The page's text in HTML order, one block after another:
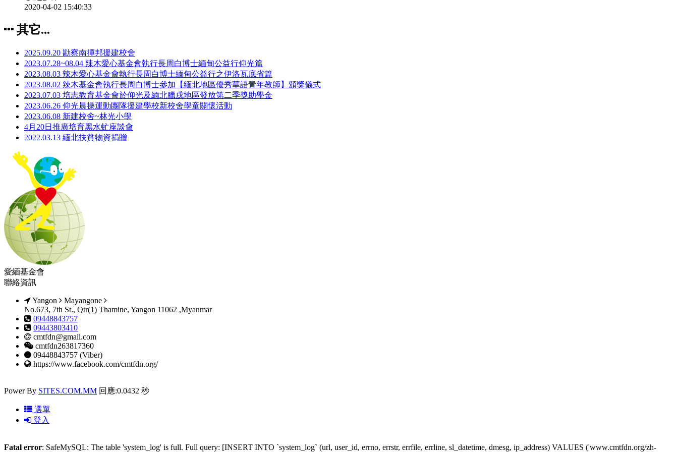
2020-04-02 15:40:33
其它...
2025.09.20 勘察南撣邦援建校舍
2023.07.28~08.04 辣木愛心基金會執行長周白博士緬甸公益行仰光篇
2023.08.03 辣木愛心基金會執行長周白博士緬甸公益行之伊洛瓦底省篇
2023.08.02 辣木基金會執行長周白博士參加【緬北地區優秀華語青年教師】頒獎儀式
2023.07.03 培志教育基金會於仰光及緬北臘戌地區發放第二季獎助學金
2023.06.26 仰光晨操運動團隊援建學校新校舍學童關懷活動
2023.06.08 新建校舍~林光小學
4月20日推廣培育黑水虻座談會
2022.03.13 緬北扶貧物資捐贈
愛緬基金會
聯絡資訊
Yangon
Mayangone
No.673, 7th St., Qtr(1) Thamine, Yangon 11062 ,Myanmar
09448843757
09443803410
cmtfdn@gmail.com
cmtfdn263817360
09448843757 (Viber)
https://www.facebook.com/cmtfdn.org/
Power By SITES.COM.MM 回應:0.0432 秒
選單
登入
Fatal error: SafeMySQL: The table 'system_log' is full. Full query: [INSERT INTO `system_log` (url, user_id, errno, errstr, errfile, errline, sl_datetime, dmesg, ip_address) VALUES ('www.cmtfdn.org/zh-